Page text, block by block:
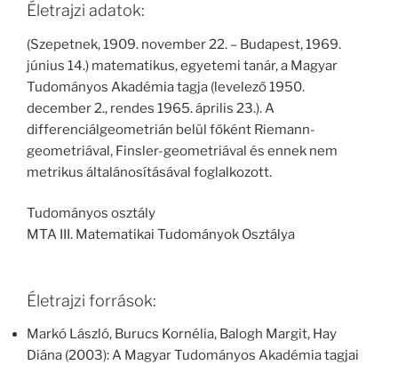
Életrajzi adatok:
(Szepetnek, 1909. november 22. – Budapest, 1969.
június 14.) matematikus, egyetemi tanár, a Magyar
Tudományos Akadémia tagja (levelező 1950.
december 2., rendes 1965. április 23.). A
differenciálgeometrián belül főként Riemann-
geometriával, Finsler-geometriával és ennek nem
metrikus általánosításával foglalkozott.
Tudományos osztály
MTA III. Matematikai Tudományok Osztálya
Életrajzi források:
Markó László, Burucs Kornélia, Balogh Margit, Hay
Diána (2003): A Magyar Tudományos Akadémia tagjai